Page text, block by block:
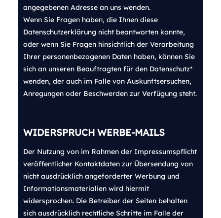
angegebenen Adresse an uns wenden.
Wenn Sie Fragen haben, die Ihnen diese
Datenschutzerklärung nicht beantworten konnte,
oder wenn Sie Fragen hinsichtlich der Verarbeitung
Ihrer personenbezogenen Daten haben, können Sie
sich an unseren Beauftragten für den Datenschutz*
wenden, der auch im Falle von Auskunftsersuchen,
Anregungen oder Beschwerden zur Verfügung steht.
WIDERSPRUCH WERBE-MAILS
Der Nutzung von im Rahmen der Impressumspflicht
veröffentlicher Kontaktdaten zur Übersendung von
nicht ausdrücklich angeforderter Werbung und
Informationsmaterialien wird hiermit
widersprochen. Die Betreiber der Seiten behalten
sich ausdrücklich rechtliche Schritte im Falle der